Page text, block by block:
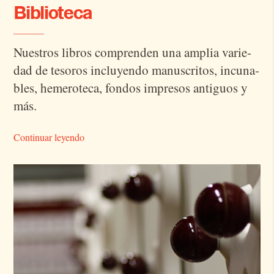
Biblioteca
Nues­tros li­bros com­pren­den una am­plia va­rie­
dad de te­so­ros in­clu­yen­do ma­nus­cri­tos, in­cu­na­
bles, he­me­ro­te­ca, fon­dos im­pre­sos an­ti­guos y
más.
Continuar leyendo